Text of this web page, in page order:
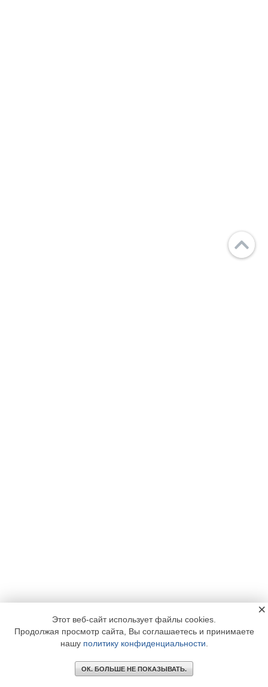
Этот веб-сайт использует файлы cookies.
Продолжая просмотр сайта, Вы соглашаетесь и принимаете
нашу политику конфиденциальности
ОК. БОЛЬШЕ НЕ ПОКАЗЫВАТЬ.
×